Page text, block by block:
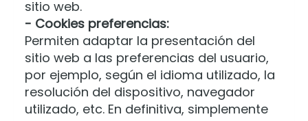
sitio web.
- Cookies preferencias:
Permiten adaptar la presentación del
sitio web a las preferencias del usuario,
por ejemplo, según el idioma utilizado, la
resolución del dispositivo, navegador
utilizado, etc. En definitiva, simplemente